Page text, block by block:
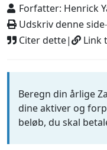
Forfatter: Henrick
Udskriv denne side
Citer dette| Link
Beregn din årlige
dine aktiver og
beløb, du skal